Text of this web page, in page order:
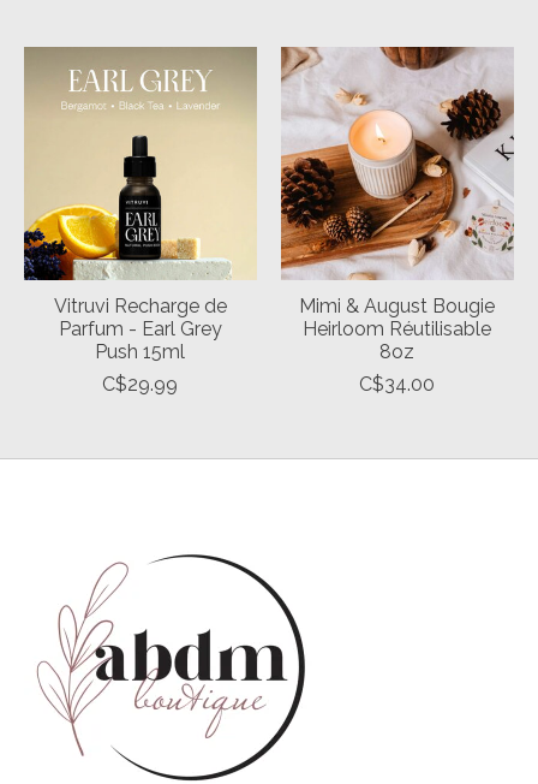
Vitruvi Recharge de
Parfum - Earl Grey
Push 15ml
C$29.99
Mimi & August Bougie
Heirloom Réutilisable
8oz
C$34.00